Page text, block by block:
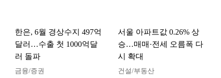
한은, 6월 경상수지 497억
달러…수출 첫 1000억달
러 돌파
금융/증권
서울 아파트값 0.26% 상
승…매매·전세 오름폭 다
시 확대
건설/부동산